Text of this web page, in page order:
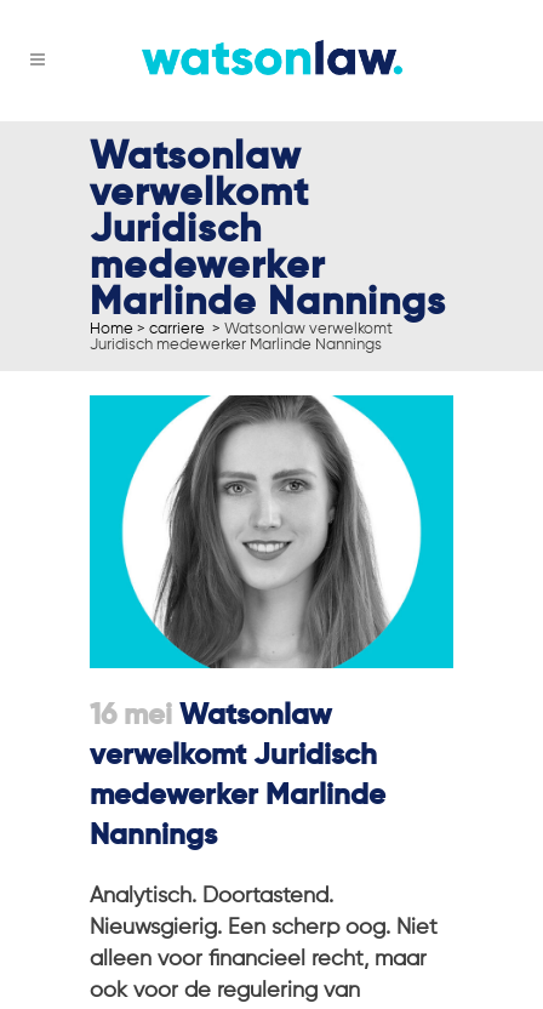
Watsonlaw
verwelkomt
Juridisch
medewerker
Marlinde Nannings
Home > carriere > Watsonlaw verwelkomt
Juridisch medewerker Marlinde Nannings
16 mei Watsonlaw
verwelkomt Juridisch
medewerker Marlinde
Nannings
Analytisch. Doortastend.
Nieuwsgierig. Een scherp oog. Niet
alleen voor financieel recht, maar
ook voor de regulering van